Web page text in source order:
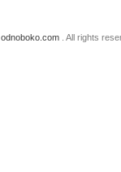
odnoboko.com. All rights